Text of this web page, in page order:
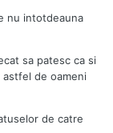
nu intotdeauna
sa patesc ca si
de oameni
de catre